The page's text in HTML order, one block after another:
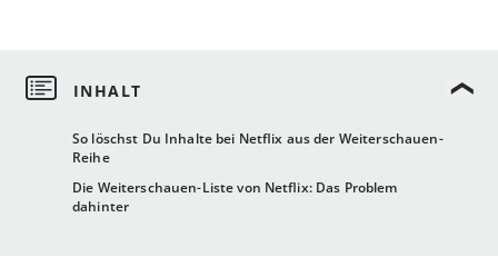
So löschst Du Inhalte bei Netflix aus der Weiterschauen-
Reihe
Die Weiterschauen-Liste von Netflix: Das Problem
dahinter